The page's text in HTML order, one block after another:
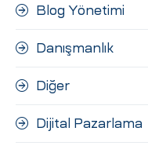
Blog Yönetimi
Danışmanlık
Diğer
Dijital Pazarlama